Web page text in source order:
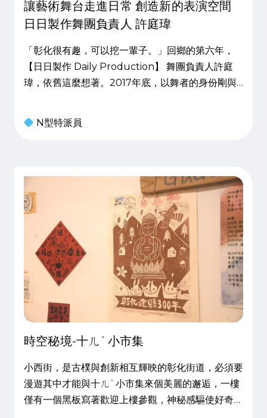
讓藝術舞台走進日常 創造新的表演空間
日日製作舞團負責人 許庭瑋
「彰化很有趣，可以挖一輩子。」回鄉的第六年，
【日日製作 Daily Production】 舞團負責人許庭
瑋，依舊這麼想著。2017年底，以舞者的身份剛與
想》這支作品後喊下的誓言：「幾年之後，我要把彰
N型特派員
時空秘境-十ㄦˋ小市集
小西街，是古樸與創新相互輝映的彰化街道，必須要
漫遊其中才能與十ㄦˋ小市集來個美麗的邂逅，一樓
僅有一個黑板寫著歡迎上樓參觀，神秘感驅使好奇心